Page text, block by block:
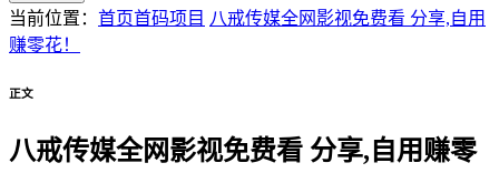
当前位置： 首页首码项目 八戒传媒全网影视免费看 分享,自用
赚零花！
正文
八戒传媒全网影视免费看 分享,自用赚零